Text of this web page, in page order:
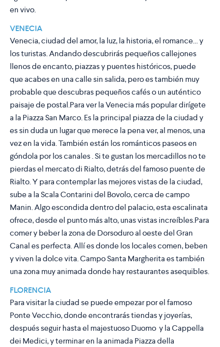
en vivo.
VENECIA
Venecia, ciudad del amor, la luz, la historia, el romance… y
los turistas. Andando descubrirás pequeños callejones
llenos de encanto, piazzas y puentes históricos, puede
que acabes en una calle sin salida, pero es también muy
probable que descubras pequeños cafés o un auténtico
paisaje de postal.Para ver la Venecia más popular dirígete
a la Piazza San Marco. Es la principal piazza de la ciudad y
es sin duda un lugar que merece la pena ver, al menos, una
vez en la vida. También están los románticos paseos en
góndola por los canales . Si te gustan los mercadillos no te
pierdas el mercato di Rialto, detrás del famoso puente de
Rialto. Y para contemplar las mejores vistas de la ciudad,
sube a la Scala Contarini del Bovolo, cerca de campo
Manin. Algo escondida dentro del palacio, esta escalinata
ofrece, desde el punto más alto, unas vistas increíbles.Para
comer y beber la zona de Dorsoduro al oeste del Gran
Canal es perfecta. Allí es donde los locales comen, beben
y viven la dolce vita. Campo Santa Margherita es también
una zona muy animada donde hay restaurantes asequibles.
FLORENCIA
Para visitar la ciudad se puede empezar por el famoso
Ponte Vecchio, donde encontrarás tiendas y joyerías,
después seguir hasta el majestuoso Duomo y la Cappella
dei Medici, y terminar en la animada Piazza della